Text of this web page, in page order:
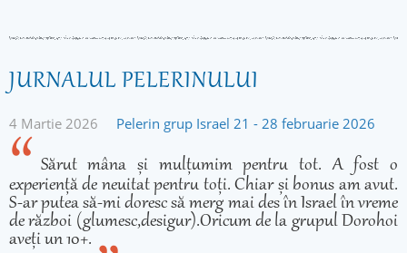
JURNALUL PELERINULUI
4 Martie 2026 Pelerin grup Israel 21 - 28 februarie 2026
Sărut mâna și mulțumim pentru tot. A fost o
experiență de neuitat pentru toți. Chiar și bonus am avut.
S-ar putea să-mi doresc să merg mai des în Israel în vreme
de război (glumesc,desigur).Oricum de la grupul Dorohoi
aveți un 10+.